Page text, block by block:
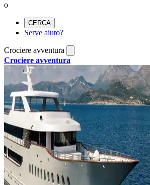
o
CERCA
Serve aiuto?
Crociere avventura
Crociere avventura